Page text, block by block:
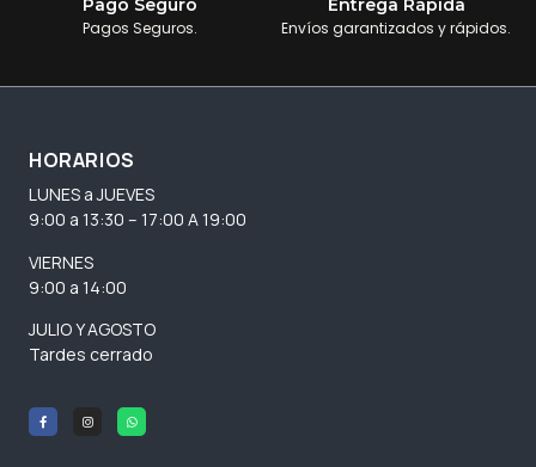
Pago Seguro
Pagos Seguros.
Entrega Rápida
Envíos garantizados y rápidos.
HORARIOS
LUNES a JUEVES
9:00 a 13:30 – 17:00 A 19:00
VIERNES
9:00 a 14:00
JULIO Y AGOSTO
Tardes cerrado